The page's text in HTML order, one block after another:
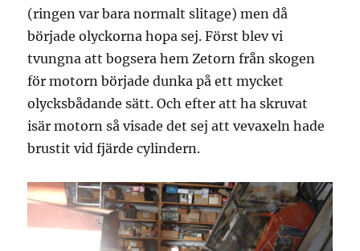
(ringen var bara normalt slitage) men då
började olyckorna hopa sej. Först blev vi
tvungna att bogsera hem Zetorn från skogen
för motorn började dunka på ett mycket
olycksbådande sätt. Och efter att ha skruvat
isär motorn så visade det sej att vevaxeln hade
brustit vid fjärde cylindern.